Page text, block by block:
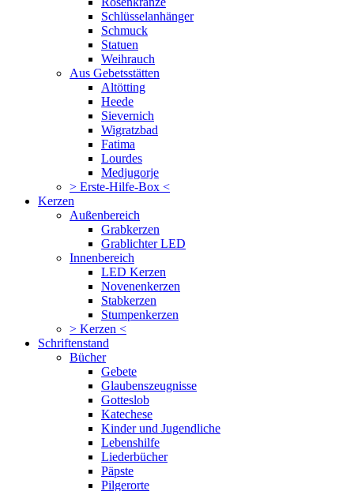
Schlüsselanhänger
Schmuck
Statuen
Weihrauch
Aus Gebetsstätten
Altötting
Heede
Sievernich
Wigratzbad
Fatima
Lourdes
Medjugorje
> Erste-Hilfe-Box <
Kerzen
Außenbereich
Grabkerzen
Grablichter LED
Innenbereich
LED Kerzen
Novenenkerzen
Stabkerzen
Stumpenkerzen
> Kerzen <
Schriftenstand
Bücher
Gebete
Glaubenszeugnisse
Gotteslob
Katechese
Kinder und Jugendliche
Lebenshilfe
Liederbücher
Päpste
Pilgerorte